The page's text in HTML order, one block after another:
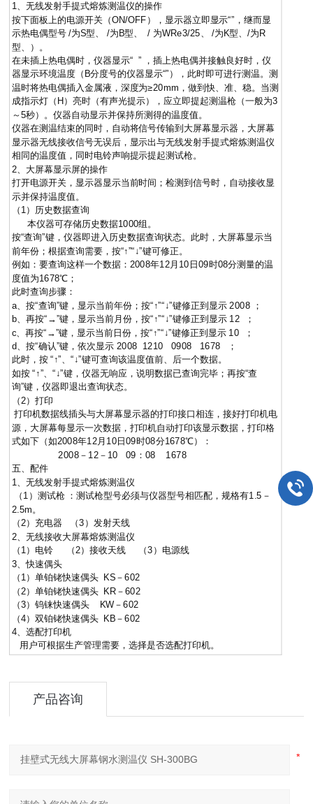
1、无线发射手提式熔炼测温仪的操作
按下面板上的电源开关（ON/OFF），显示器立即显示“”，继而显
示热电偶型号/为S型、/为B型、 / 为WRe3/25、/为K型、/为R
型、）。
在未插上热电偶时，仪器显示“ ” ，插上热电偶并接触良好时，仪
器显示环境温度（B分度号的仪器显示“”），此时即可进行测温。测
温时将热电偶插入金属液，深度为≥20mm ，做到快、准、稳。当测
成指示灯（H）亮时（有声光提示），应立即提起测温枪（一般为3
～5秒）。仪器自动显示并保持所测得的温度值。
仪器在测温结束的同时，自动将信号传输到大屏幕显示器，大屏幕
显示器无线接收信号无误后，显示出与无线发射手提式熔炼测温仪
相同的温度值，同时电铃声响提示提起测试枪。
2、大屏幕显示屏的操作
打开电源开关，显示器显示当前时间；检测到信号时，自动接收显
示并保持温度值。
（1）历史数据查询
本仪器可存储历史数据1000组。
按“查询”键，仪器即进入历史数据查询状态。此时，大屏幕显示当
前年份；根据查询需要，按“↑”“↓”键可修正。
例如：要查询这样一个数据：2008年12月10日09时08分测量的温
度值为1678℃；
此时查询步骤：
a、按“查询”键，显示当前年份；按“↑”“↓”键修正到显示 2008 ；
b、再按“→”键，显示当前月份，按“↑”“↓”键修正到显示 12 ；
c、再按“→”键，显示当前日份，按“↑”“↓”键修正到显示 10 ；
d、按“确认”键，依次显示 2008 1210 0908 1678 ；
此时，按 “↑”、“↓”键可查询该温度值前、后一个数据。
如按 “↑”、“↓”键，仪器无响应，说明数据已查询完毕；再按“查
询”键，仪器即退出查询状态。
（2）打印
打印机数据线插头与大屏幕显示器的打印接口相连，接好打印机电
源，大屏幕每显示一次数据，打印机自动打印该显示数据，打印格
式如下（如2008年12月10日09时08分1678℃）：
2008－12－10 09：08 1678
五、配件
1、无线发射手提式熔炼测温仪
（1）测试枪 ：测试枪型号必须与仪器型号相匹配，规格有1.5－
2.5m。
（2）充电器 （3）发射天线
2、无线接收大屏幕熔炼测温仪
（1）电铃 （2）接收天线 （3）电源线
3、快速偶头
（1）单铂铑快速偶头 KS－602
（2）单铂铑快速偶头 KR－602
（3）钨铼快速偶头 KW－602
（4）双铂铑快速偶头 KB－602
4、选配打印机
用户可根据生产管理需要，选择是否选配打印机。
产品咨询